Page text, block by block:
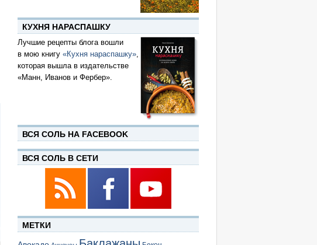
КУХНЯ НАРАСПАШКУ
Лучшие рецепты блога вошли
в мою книгу «Кухня нараспашку»,
которая вышла в издательстве
«Манн, Иванов и Фербер».
ВСЯ СОЛЬ НА FACEBOOK
ВСЯ СОЛЬ В СЕТИ
МЕТКИ